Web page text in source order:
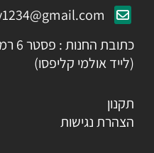
כתובת החנות : פסטר 6 רמלה
(לייד אולמי קליפסו)
תקנון
הצהרת נגישות